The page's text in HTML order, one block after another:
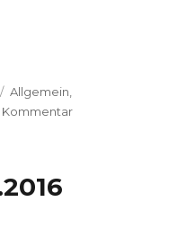
Kategorien
Allgemein,
Kommentarzu